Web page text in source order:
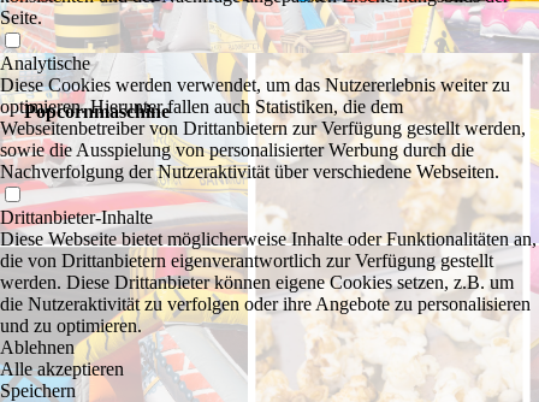
Popcornmaschine
Seite.
Analytische
Diese Cookies werden verwendet, um das Nutzererlebnis weiter zu
optimieren. Hierunter fallen auch Statistiken, die dem
Webseitenbetreiber von Drittanbietern zur Verfügung gestellt werden,
sowie die Ausspielung von personalisierter Werbung durch die
Nachverfolgung der Nutzeraktivität über verschiedene Webseiten.
Drittanbieter-Inhalte
Diese Webseite bietet möglicherweise Inhalte oder Funktionalitäten an,
die von Drittanbietern eigenverantwortlich zur Verfügung gestellt
werden. Diese Drittanbieter können eigene Cookies setzen, z.B. um
die Nutzeraktivität zu verfolgen oder ihre Angebote zu personalisieren
und zu optimieren.
Ablehnen
Alle akzeptieren
Speichern